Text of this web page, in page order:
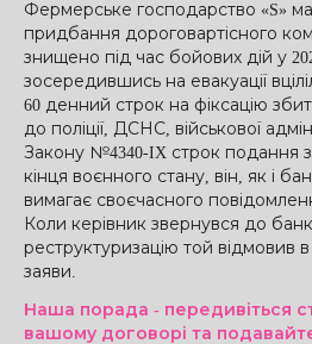
Фермерське господарство «S»
придбання дороговартісного
знищено під час бойових дій у
зосередившись на евакуації
60 денний строк на фіксацію
до поліції, ДСНС, військової
Закону №4340-IX строк подання
кінця воєнного стану, він, як і
вимагає своєчасного
Коли керівник звернувся до
реструктуризацію той відмовив в
заяви.
Наша порада - передивіться
вашому договорі та